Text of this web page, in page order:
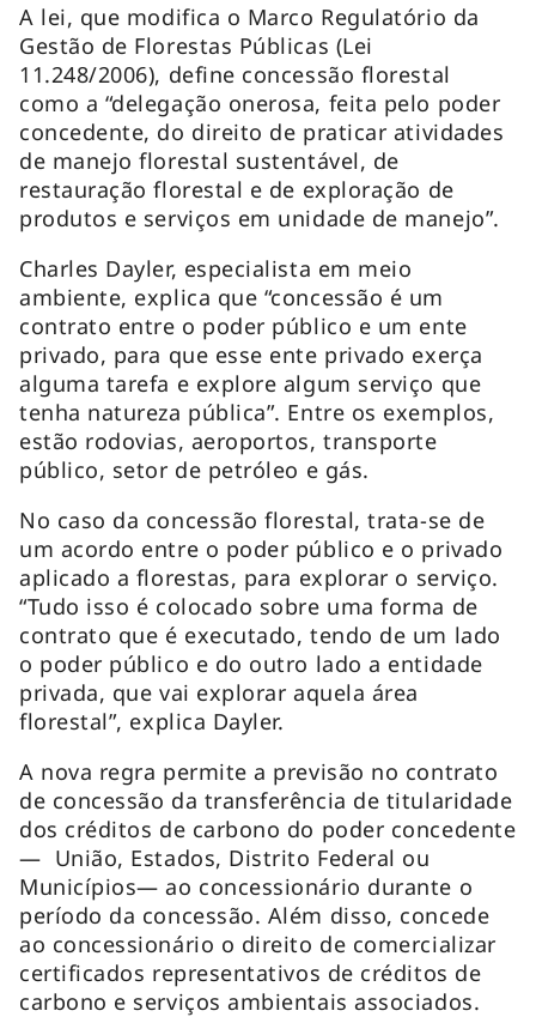
A lei, que modifica o Marco Regulatório da
Gestão de Florestas Públicas (Lei
11.248/2006), define concessão florestal
como a “delegação onerosa, feita pelo poder
concedente, do direito de praticar atividades
de manejo florestal sustentável, de
restauração florestal e de exploração de
produtos e serviços em unidade de manejo”.
Charles Dayler, especialista em meio
ambiente, explica que “concessão é um
contrato entre o poder público e um ente
privado, para que esse ente privado exerça
alguma tarefa e explore algum serviço que
tenha natureza pública”. Entre os exemplos,
estão rodovias, aeroportos, transporte
público, setor de petróleo e gás.
No caso da concessão florestal, trata-se de
um acordo entre o poder público e o privado
aplicado a florestas, para explorar o serviço.
“Tudo isso é colocado sobre uma forma de
contrato que é executado, tendo de um lado
o poder público e do outro lado a entidade
privada, que vai explorar aquela área
florestal”, explica Dayler.
A nova regra permite a previsão no contrato
de concessão da transferência de titularidade
dos créditos de carbono do poder concedente
— União, Estados, Distrito Federal ou
Municípios— ao concessionário durante o
período da concessão. Além disso, concede
ao concessionário o direito de comercializar
certificados representativos de créditos de
carbono e serviços ambientais associados.